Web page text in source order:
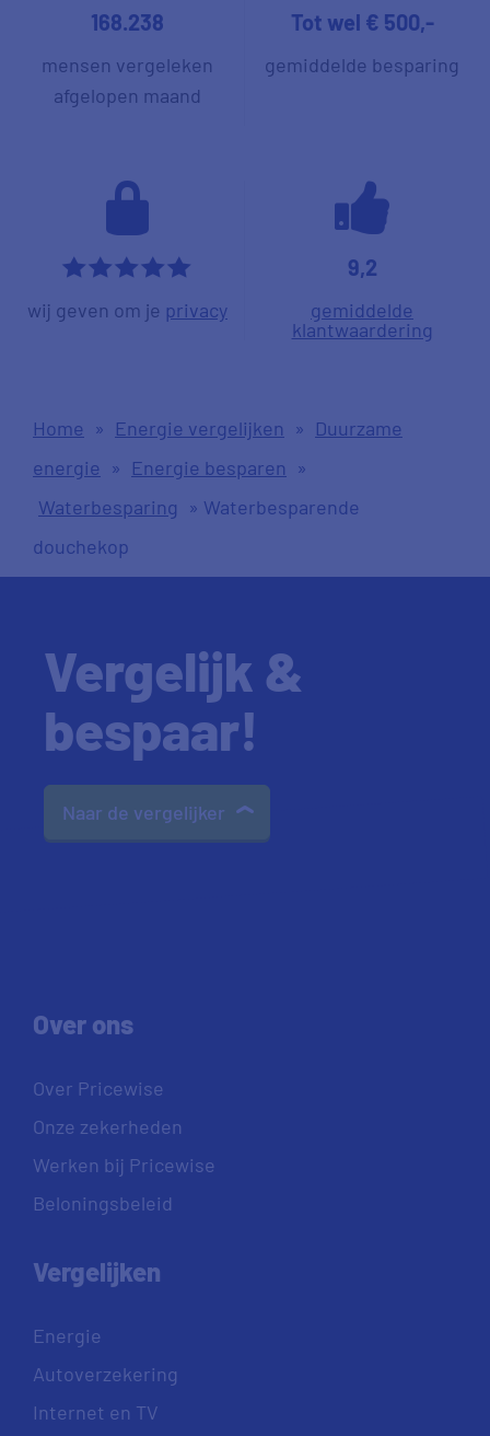
168.238
mensen vergeleken
afgelopen maand
Tot wel € 500,-
gemiddelde besparing
*****
wij geven om je privacy
9,2
gemiddelde
klantwaardering
Home » Energie vergelijken » Duurzame
energie » Energie besparen »
Waterbesparing » Waterbesparende
douchekop
Vergelijk &
bespaar!
Naar de vergelijker
Over ons
Over Pricewise
Onze zekerheden
Werken bij Pricewise
Beloningsbeleid
Vergelijken
Energie
Autoverzekering
Internet en TV